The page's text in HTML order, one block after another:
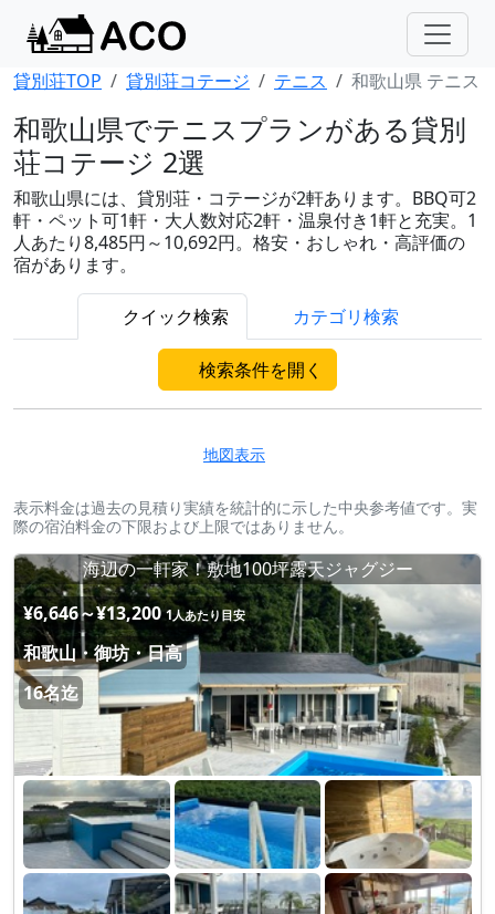
貸別荘TOP 貸別荘コテージ テニス 和歌山県 テニス
和歌山県でテニスプランがある貸別
荘コテージ 2選
和歌山県には、貸別荘・コテージが2軒あります。BBQ可2
軒・ペット可1軒・大人数対応2軒・温泉付き1軒と充実。1
人あたり8,485円～10,692円。格安・おしゃれ・高評価の
宿があります。
クイック検索 カテゴリ検索
検索条件を開く
地図表示
表示料金は過去の見積り実績を統計的に示した中央参考値です。実
際の宿泊料金の下限および上限ではありません。
海辺の一軒家！敷地100坪露天ジャグジー
¥6,646～¥13,200 1人あたり目安
和歌山・御坊・日高
16名迄